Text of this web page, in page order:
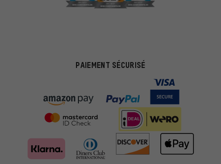
PAIEMENT SÉCURISÉ